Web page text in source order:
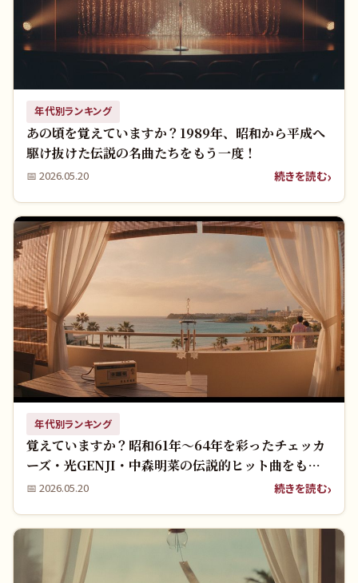
年代別ランキング
あの頃を覚えていますか？1989年、昭和から平成へ
駆け抜けた伝説の名曲たちをもう一度！
📅 2026.05.20 続きを読む
年代別ランキング
覚えていますか？昭和61年〜64年を彩ったチェッカ
ーズ・光GENJI・中森明菜の伝説的ヒット曲をもう
一度！
📅 2026.05.20 続きを読む